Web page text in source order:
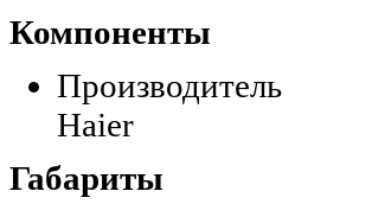
Компоненты
Производитель
Haier
Габариты